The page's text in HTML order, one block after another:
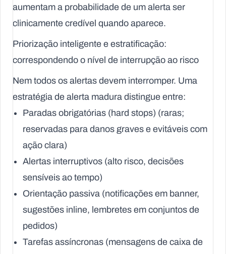
aumentam a probabilidade de um alerta ser
clinicamente credível quando aparece.
Priorização inteligente e estratificação:
correspondendo o nível de interrupção ao risco
Nem todos os alertas devem interromper. Uma
estratégia de alerta madura distingue entre:
Paradas obrigatórias (hard stops) (raras;
reservadas para danos graves e evitáveis com
ação clara)
Alertas interruptivos (alto risco, decisões
sensíveis ao tempo)
Orientação passiva (notificações em banner,
sugestões inline, lembretes em conjuntos de
pedidos)
Tarefas assíncronas (mensagens de caixa de